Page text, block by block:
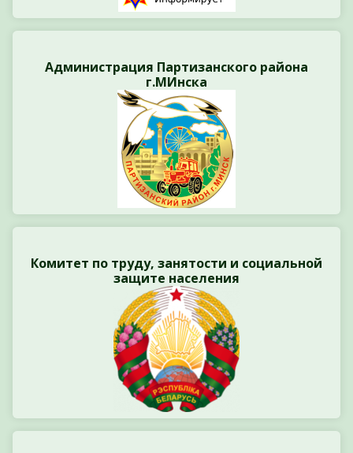
Администрация Партизанского района
г.МИнска
Комитет по труду, занятости и социальной
защите населения